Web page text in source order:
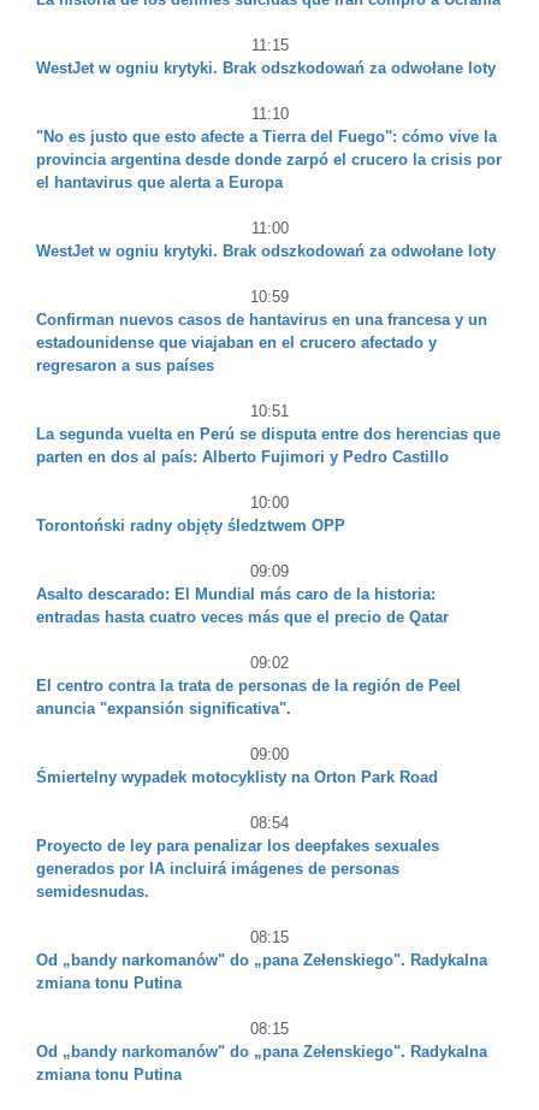
11:15
WestJet w ogniu krytyki. Brak odszkodowań za odwołane loty
11:10
"No es justo que esto afecte a Tierra del Fuego": cómo vive la
provincia argentina desde donde zarpó el crucero la crisis por
el hantavirus que alerta a Europa
11:00
WestJet w ogniu krytyki. Brak odszkodowań za odwołane loty
10:59
Confirman nuevos casos de hantavirus en una francesa y un
estadounidense que viajaban en el crucero afectado y
regresaron a sus países
10:51
La segunda vuelta en Perú se disputa entre dos herencias que
parten en dos al país: Alberto Fujimori y Pedro Castillo
10:00
Torontoński radny objęty śledztwem OPP
09:09
Asalto descarado: El Mundial más caro de la historia:
entradas hasta cuatro veces más que el precio de Qatar
09:02
El centro contra la trata de personas de la región de Peel
anuncia "expansión significativa".
09:00
Śmiertelny wypadek motocyklisty na Orton Park Road
08:54
Proyecto de ley para penalizar los deepfakes sexuales
generados por IA incluirá imágenes de personas
semidesnudas.
08:15
Od „bandy narkomanów" do „pana Zełenskiego". Radykalna
zmiana tonu Putina
08:15
Od „bandy narkomanów" do „pana Zełenskiego". Radykalna
zmiana tonu Putina